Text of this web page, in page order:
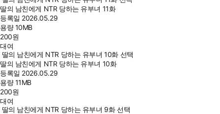
딸의 남친에게 NTR 당하는 유부녀 11화
등록일 2026.05.29
용량10MB
200원
대여
딸의 남친에게 NTR 당하는 유부녀 10화 선택
딸의 남친에게 NTR 당하는 유부녀 10화
등록일 2026.05.29
용량11MB
200원
대여
딸의 남친에게 NTR 당하는 유부녀 9화 선택